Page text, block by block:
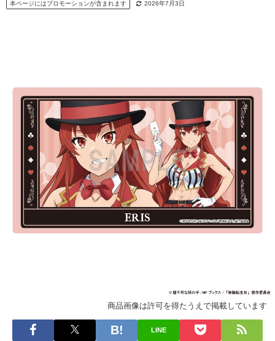
本ページにはプロモーションが含まれます 2026年7月3日
商品画像は許可を得たうえで掲載しています
LINE